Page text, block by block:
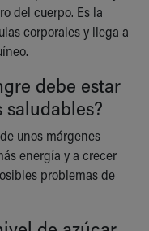
del cuerpo. Es la
corporales y llega a
debe estar
unos márgenes
energía y a crecer
problemas de